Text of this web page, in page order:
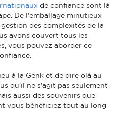
de confiance sont là
De l'emballage minutieux
des complexités de la
avons couvert tous les
vous pouvez aborder ce
à la Genk et de dire olá au
qu'il ne s'agit pas seulement
aussi des souvenirs que
vous bénéficiez tout au long